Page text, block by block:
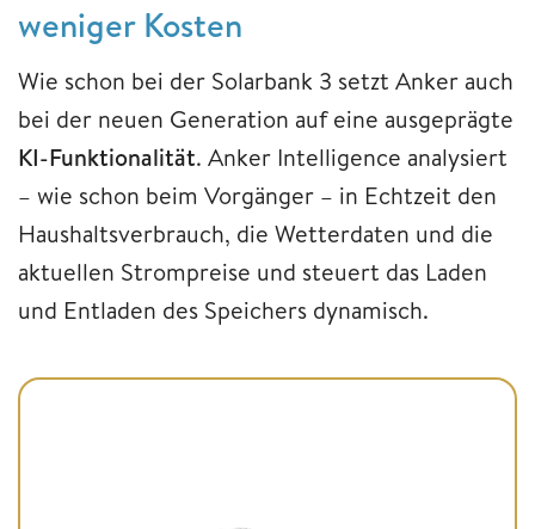
weniger Kosten
Wie schon bei der Solarbank 3 setzt Anker auch
bei der neuen Generation auf eine ausgeprägte
KI-Funktionalität. Anker Intelligence analysiert
– wie schon beim Vorgänger – in Echtzeit den
Haushaltsverbrauch, die Wetterdaten und die
aktuellen Strompreise und steuert das Laden
und Entladen des Speichers dynamisch.